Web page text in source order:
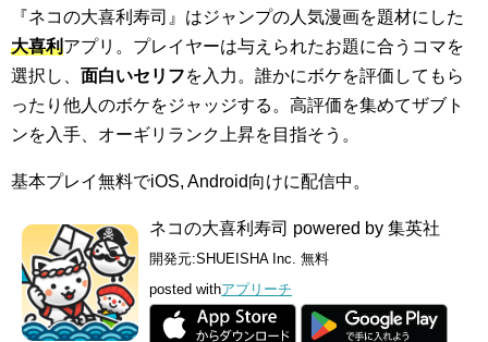
『ネコの大喜利寿司』はジャンプの人気漫画を題材にした
大喜利アプリ。プレイヤーは与えられたお題に合うコマを
選択し、 面白いセリフを入力。誰かにボケを評価してもら
ったり他人のボケをジャッジする。高評価を集めてザブト
ンを入手、オーギリランク上昇を目指そう。
基本プレイ無料でiOS, Android向けに配信中。
ネコの大喜利寿司 powered by 集英社
開発元:SHUEISHA Inc. 無料
posted withアプリーチ